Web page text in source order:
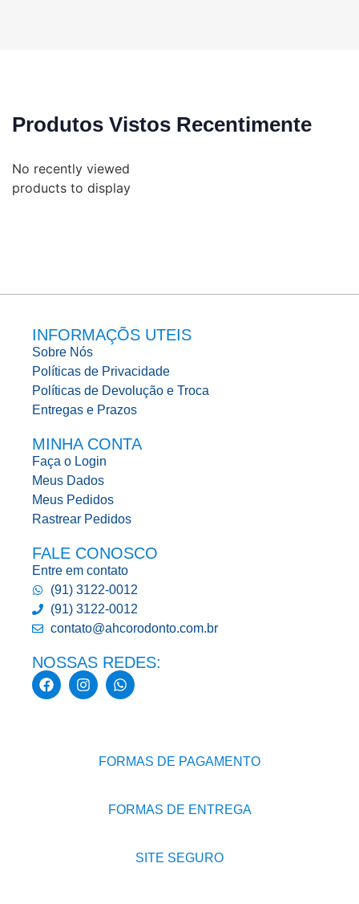
Produtos Vistos Recentimente
No recently viewed
products to display
INFORMAÇÕS UTEIS
Sobre Nós
Políticas de Privacidade
Políticas de Devolução e Troca
Entregas e Prazos
MINHA CONTA
Faça o Login
Meus Dados
Meus Pedidos
Rastrear Pedidos
FALE CONOSCO
Entre em contato
(91) 3122-0012
(91) 3122-0012
contato@ahcorodonto.com.br
NOSSAS REDES:
FORMAS DE PAGAMENTO
FORMAS DE ENTREGA
SITE SEGURO